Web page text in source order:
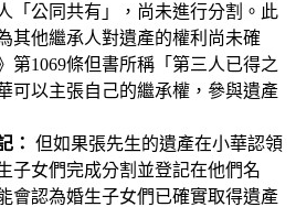
「公同共有」，尚未進行分割。此
其他繼承人對遺產的權利尚未確
第1069條但書所稱「第三人已得之
可以主張自己的繼承權，參與遺產
： 但如果張先生的遺產在小華認領
子女們完成分割並登記在他們名
會認為婚生子女們已確實取得遺產